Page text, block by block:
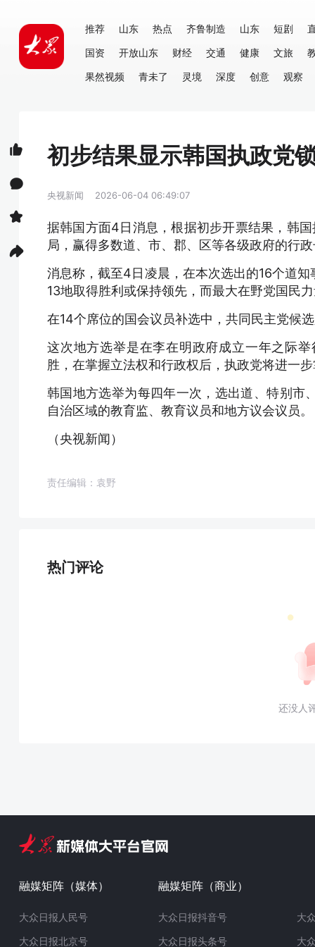
推荐 山东 热点 齐鲁制造 山东 短剧
国资
开放山东 财经 交通 健康 文旅
果然视频
青未了 灵境 深度 创意 观察
初步结果显示韩国执政党
央视新闻 2026-06-04 06:49:07
据韩国方面4日消息，根据初步开票结果，韩
局，赢得多数道、市、郡、区等各级政府的行
消息称，截至4日凌晨，在本次选出的16个道
13地取得胜利或保持领先，而最大在野党国民
在14个席位的国会议员补选中，共同民主党候
这次地方选举是在李在明政府成立一年之际
胜，在掌握立法权和行政权后，执政党将进一
韩国地方选举为每四年一次，选出道、特别市
自治区域的教育监、教育议员和地方议会议员。
（央视新闻）
责任编辑：袁野
热门评论
还没人
融媒矩阵（媒体）
大众日报人民号
大众日报北京号
融媒矩阵（商业）
大众日报抖音号
大众日报头条号
大
大